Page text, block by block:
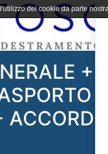
+
E
dei cookie da parte